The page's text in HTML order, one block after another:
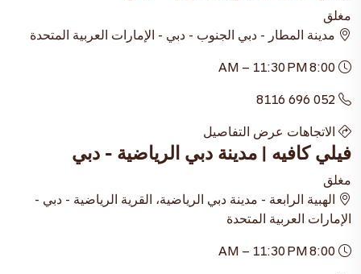
مغلق
مدينة المطار - دبي الجنوب - دبي - الإمارات العربية المتحدة
052 696 8116
الاتجاهات عرض التفاصيل
فيلي كافيه | مدينة دبي الرياضية - دبي
مغلق
الهبية الرابعة - مدينة دبي الرياضية، القرية الرياضية - دبي -
الإمارات العربية المتحدة